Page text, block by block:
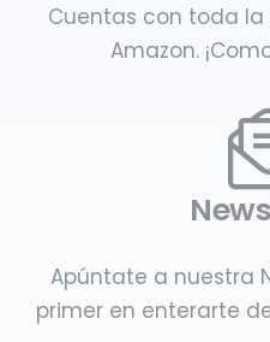
Cuentas con toda
Amazon.
Apúntate a nuestra
primer en enterarte